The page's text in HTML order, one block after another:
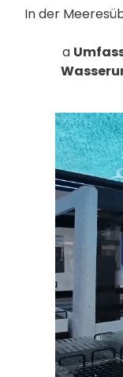
In der
a